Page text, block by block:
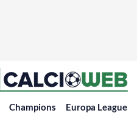
Champions Europa League